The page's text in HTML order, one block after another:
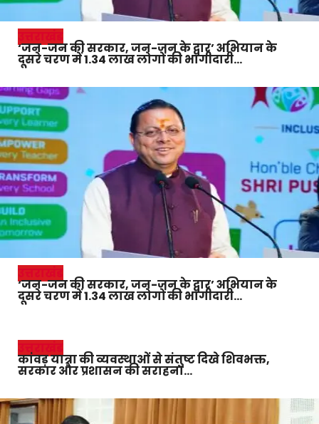
‘जन-जन की सरकार, जन-जन के द्वार’ अभियान के
दूसरे चरण में 1.34 लाख लोगों की भागीदारी…
‘जन-जन की सरकार, जन-जन के द्वार’ अभियान के
दूसरे चरण में 1.34 लाख लोगों की भागीदारी…
कांवड़ यात्रा की व्यवस्थाओं से संतुष्ट दिखे शिवभक्त,
सरकार और प्रशासन की सराहना…